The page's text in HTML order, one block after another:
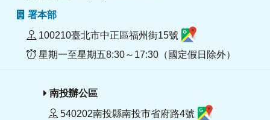
署本部
100210臺北市中正區福州街15號
星期一至星期五8:30～17:30（國定假日除外）
南投辦公區
540202南投縣南投市省府路4號